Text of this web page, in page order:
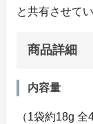
と共有させて
商品詳細
内容量
（1袋約18g 全